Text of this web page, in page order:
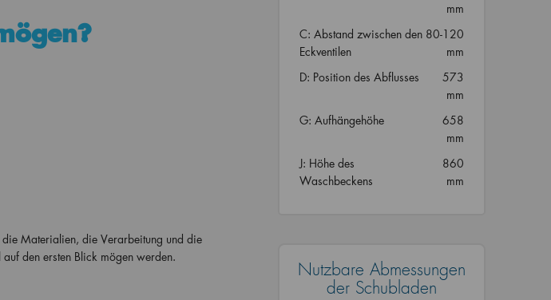
Materialien, die Verarbeitung und die
den ersten Blick mögen werden.
mm
C: Abstand zwischen den
Eckventilen
80-120
mm
D: Position des Abflusses
573
mm
G: Aufhängehöhe
658
mm
J: Höhe des
Waschbeckens
860
mm
Nutzbare Abmessungen
der Schubladen